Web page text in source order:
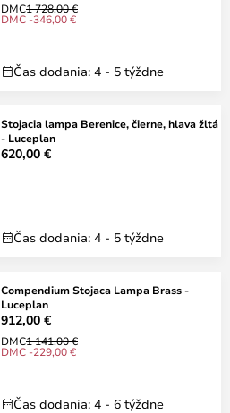
DMC1 728,00 €
DMC -346,00 €
Čas dodania: 4 - 5 týždne
Stojacia lampa Berenice, čierne, hlava žltá
- Luceplan
620,00 €
Čas dodania: 4 - 5 týždne
Compendium Stojaca Lampa Brass -
Luceplan
912,00 €
DMC1 141,00 €
DMC -229,00 €
Čas dodania: 4 - 6 týždne